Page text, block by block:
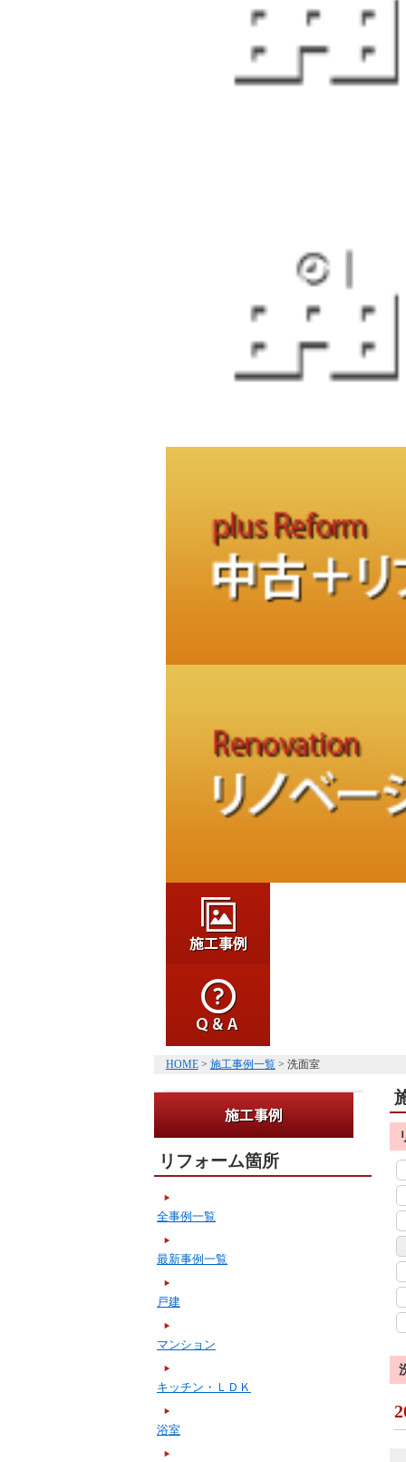
HOME> 施工事例一覧> 洗面室
リフォーム箇所
全事例一覧
最新事例一覧
戸建
マンション
キッチン・ＬＤＫ
浴室